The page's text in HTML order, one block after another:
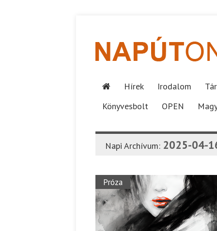
Hírek Irodalom
Könyvesbolt
OPEN
Napi Archívum: 2025-04-
Próza